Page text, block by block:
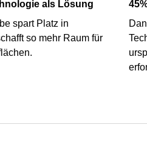
als Lösung
spart Platz in
so mehr Raum für